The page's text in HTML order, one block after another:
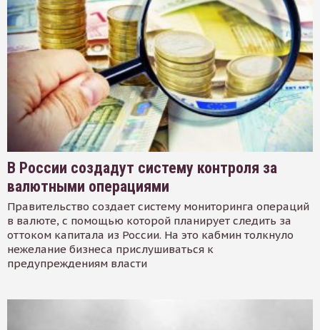
В России создадут систему контроля за
валютными операциями
Правительство создает систему мониторинга операций
в валюте, с помощью которой планирует следить за
оттоком капитала из России. На это кабмин толкнуло
нежелание бизнеса прислушиваться к
предупреждениям власти